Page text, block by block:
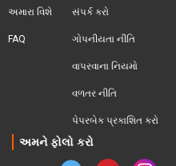
અમારા વિશે
FAQ
સંપર્ક કરો
ગોપનીયતા નીતિ
વાપરવાના નિયમો
વળતર નીતિ
પેપરબેક પ્રકાશિત કરો
અમને ફોલો કરો